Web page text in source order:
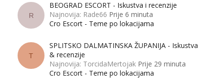
R
BEOGRAD ESCORT - Iskustva i recenzije
Najnovija: Rade66 Prije 6 minuta
Cro Escort - Teme po lokacijama
T
SPLITSKO DALMATINSKA ŽUPANIJA - Iskustva
& recenzije
Najnovija: TorcidaMertojak Prije 29 minuta
Cro Escort - Teme po lokacijama